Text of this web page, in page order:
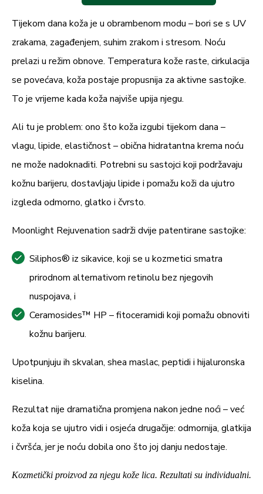
Crosspolymer, Phenoxyethanol,
Ethylhexylglycerin, Sodium Phytate, Sodium
Hydroxide,Simmondsia Chinensis Seed Oil,
Jasminum GrandiflorumFlower Extract,Citrus
Aurantium Amara,Santalum Austrocaledonicum,
Linalool, Limonene.
Sadrži Linalool i Limonene (sastojci eteričnih ulja)
– moguć alergijski odgovor kod osjetljive kože.
Čuvati izvan dohvata djece.
Rok upotrebe: 36 mjeseci.
Tijekom dana koža je u obrambenom modu – bori se s UV
zrakama, zagađenjem, suhim zrakom i stresom. Noću
prelazi u režim obnove. Temperatura kože raste, cirkulacija
se povećava, koža postaje propusnija za aktivne sastojke.
To je vrijeme kada koža najviše upija njegu.
Ali tu je problem: ono što koža izgubi tijekom dana –
vlagu, lipide, elastičnost – obična hidratantna krema noću
ne može nadoknaditi. Potrebni su sastojci koji podržavaju
kožnu barijeru, dostavljaju lipide i pomažu koži da ujutro
izgleda odmorno, glatko i čvrsto.
Moonlight Rejuvenation sadrži dvije patentirane sastojke:
Siliphos® iz sikavice, koji se u kozmetici smatra
prirodnom alternativom retinolu bez njegovih
nuspojava, i
Ceramosides™ HP – fitoceramidi koji pomažu obnoviti
kožnu barijeru.
Upotpunjuju ih skvalan, shea maslac, peptidi i hijaluronska
kiselina.
Rezultat nije dramatična promjena nakon jedne noći – već
koža koja se ujutro vidi i osjeća drugačije: odmornija, glatkija
i čvršća, jer je noću dobila ono što joj danju nedostaje.
Kozmetički proizvod za njegu kože lica. Rezultati su individualni.